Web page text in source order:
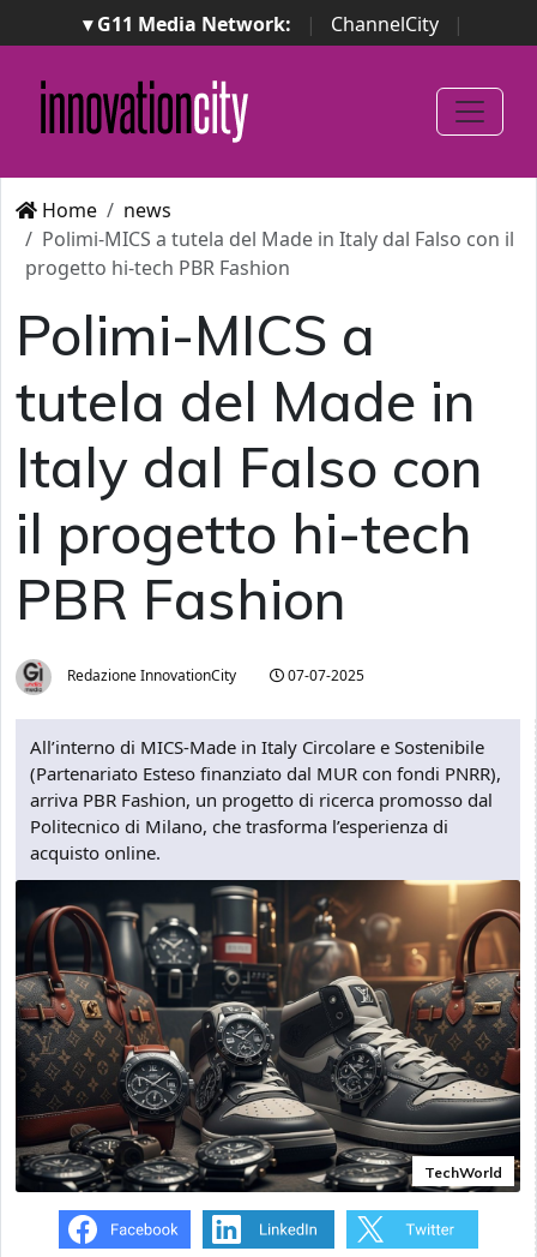
▾ G11 Media Network: | ChannelCity
|
ImpresaCity | SecurityOpenLab | Italian Channel
Awards
Italian Project Awards
Italian Security
Awards
Home
news
Polimi-MICS a tutela del Made in Italy dal Falso con il
progetto hi-tech PBR Fashion
Polimi-MICS a
tutela del Made in
Italy dal Falso con
il progetto hi-tech
PBR Fashion
Redazione InnovationCity 07-07-2025
All’interno di MICS-Made in Italy Circolare e Sostenibile
(Partenariato Esteso finanziato dal MUR con fondi PNRR),
arriva PBR Fashion, un progetto di ricerca promosso dal
Politecnico di Milano, che trasforma l’esperienza di
acquisto online.
TechWorld